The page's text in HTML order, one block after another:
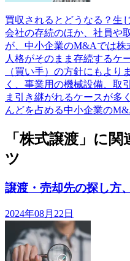
買収されるとどうなる？生
会社の存続のほか、社員や
が、中小企業のM&Aでは
人格がそのまま存続するケ
（買い手）の方針にもより
く、事業用の機械設備、取
ま引き継がれるケースが多
んどを占める中小企業の
「株式譲渡」に
ツ
譲渡・売却先の探し方
2024年08月22日